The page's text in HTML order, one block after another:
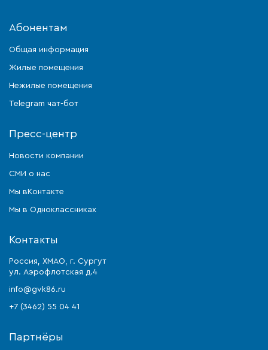
Абонентам
Общая информация
Жилые помещения
Нежилые помещения
Telegram чат-бот
Пресс-центр
Новости компании
СМИ о нас
Мы вКонтакте
Мы в Одноклассниках
Контакты
Россия, ХМАО, г. Сургут
ул. Аэрофлотская д.4
info@gvk86.ru
+7 (3462) 55 04 41
Партнёры